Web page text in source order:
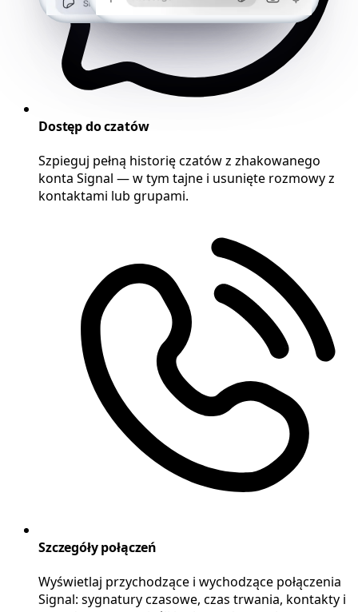
Dostęp do czatów
Szpieguj pełną historię czatów z zhakowanego
konta Signal — w tym tajne i usunięte rozmowy z
kontaktami lub grupami.
Szczegóły połączeń
Wyświetlaj przychodzące i wychodzące połączenia
Signal: sygnatury czasowe, czas trwania, kontakty i